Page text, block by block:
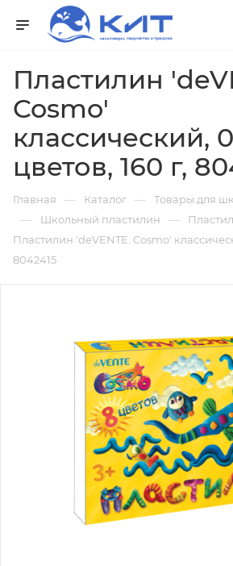
Пластилин
Cosmo'
классический,
цветов, 160 г,
Главная — Каталог — Товары для
— Школьный пластилин —
Пластилин 'deVENTE. Cosmo'
8042415